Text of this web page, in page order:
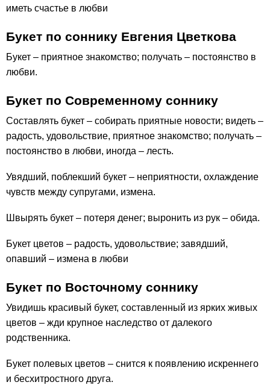
иметь счастье в любви
Букет по соннику Евгения Цветкова
Букет – приятное знакомство; получать – постоянство в
любви.
Букет по Современному соннику
Составлять букет – собирать приятные новости; видеть –
радость, удовольствие, приятное знакомство; получать –
постоянство в любви, иногда – лесть.
Увядший, поблекший букет – неприятности, охлаждение
чувств между супругами, измена.
Швырять букет – потеря денег; выронить из рук – обида.
Букет цветов – радость, удовольствие; завядший,
опавший – измена в любви
Букет по Восточному соннику
Увидишь красивый букет, составленный из ярких живых
цветов – жди крупное наследство от далекого
родственника.
Букет полевых цветов – снится к появлению искреннего
и бесхитростного друга.